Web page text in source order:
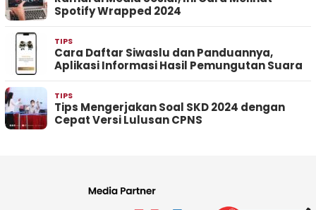
Spotify Wrapped 2024
TIPS
Cara Daftar Siwaslu dan Panduannya,
Aplikasi Informasi Hasil Pemungutan Suara
TIPS
Tips Mengerjakan Soal SKD 2024 dengan
Cepat Versi Lulusan CPNS